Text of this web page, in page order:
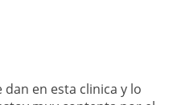
en esta clinica y lo